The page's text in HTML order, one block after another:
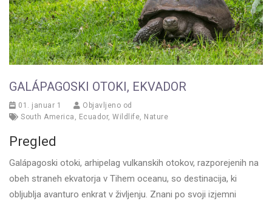
GALÁPAGOSKI OTOKI, EKVADOR
01. januar 1
Objavljeno od
South America , Ecuador, Wildlife, Nature
Pregled
Galápagoski otoki, arhipelag vulkanskih otokov, razporejenih na
obeh straneh ekvatorja v Tihem oceanu, so destinacija, ki
obljublja avanturo enkrat v življenju. Znani po svoji izjemni